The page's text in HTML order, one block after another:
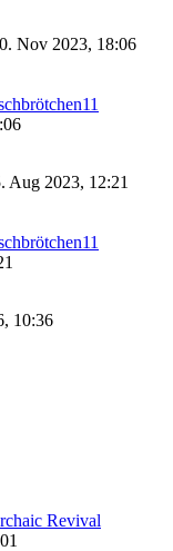
Nov 2023, 18:06
Aug 2023, 12:21
10:36
Revival